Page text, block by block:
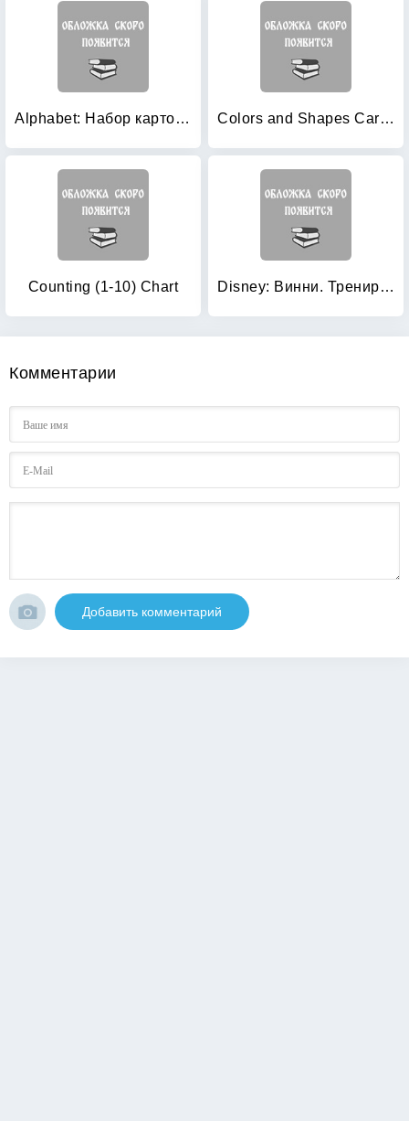
Alphabet: Набор карточек Colors and Shapes Card Set (20 cards)
Counting (1-10) Chart Disney: Винни. Тренируем память
Комментарии